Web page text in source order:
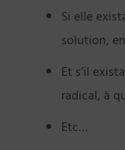
Si elle
solution,
Et s’il
radical, à
Etc…